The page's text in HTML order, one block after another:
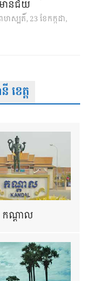
មានជ័យ
រហស្បតិ៍, 23 ខែ​កក្កដា,
ខេត្ត
កណ្តាល